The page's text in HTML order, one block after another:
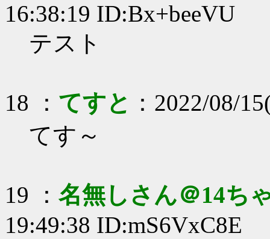
16:38:19 ID:Bx+beeVU
テスト
18 ： てすと ：2022/08/
てす～
19 ： 名無しさん＠14ち
19:49:38 ID:mS6VxC8E